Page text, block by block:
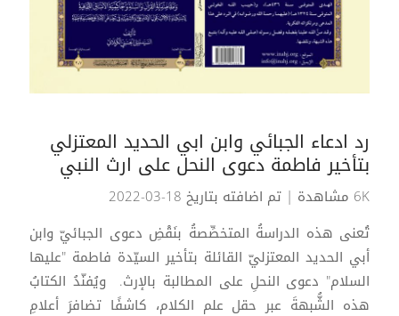
رد ادعاء الجبائي وابن ابي الحديد المعتزلي
بتأخير فاطمة دعوى النحل على ارث النبي
6K مشاهدة
| تم اضافته بتاريخ 18-03-2022
تُعنى هذه الدراسةُ المتخصِّصةُ بنَقْضِ دعوى الجبائيّ وابن
أبي الحديد المعتزليّ القائلة بتأخير السيّدة فاطمة "عليها
السلام" دعوى النحلِ على المطالبة بالإرث. ويُفنّدُ الكتابُ
هذه الشُّبهةَ عبر حقل علم الكلام، كاشفًا تضافرَ أعلامِ